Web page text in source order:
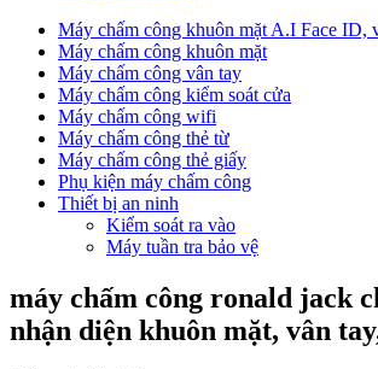
Máy chấm công khuôn mặt A.I Face ID,
Máy chấm công khuôn mặt
Máy chấm công vân tay
Máy chấm công kiểm soát cửa
Máy chấm công wifi
Máy chấm công thẻ từ
Máy chấm công thẻ giấy
Phụ kiện máy chấm công
Thiết bị an ninh
Kiểm soát ra vào
Máy tuần tra bảo vệ
máy chấm công ronald jack
nhận diện khuôn mặt, vân